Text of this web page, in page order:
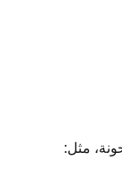
مثل: